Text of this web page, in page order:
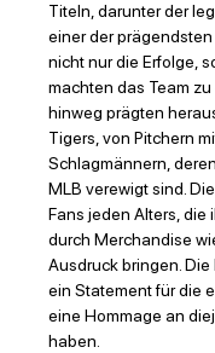
Titeln, darunter der
einer der
nicht nur die Erfolge,
machten das Team
hinweg prägten
Tigers, von Pitchern
Schlagmännern,
MLB verewigt sind.
Fans jeden Alters, die
durch Merchandise
Ausdruck bringen.
ein Statement für die
eine Hommage an
haben.